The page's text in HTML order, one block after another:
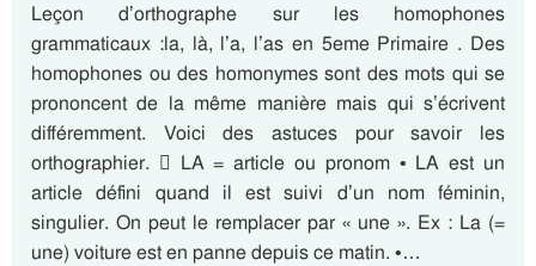
Leçon d’orthographe sur les homophones
grammaticaux :la, là, l’a, l’as en 5eme Primaire . Des
homophones ou des homonymes sont des mots qui se
prononcent de la même manière mais qui s’écrivent
différemment. Voici des astuces pour savoir les
orthographier.  LA = article ou pronom • LA est un
article défini quand il est suivi d’un nom féminin,
singulier. On peut le remplacer par « une ». Ex : La (=
une) voiture est en panne depuis ce matin. •…